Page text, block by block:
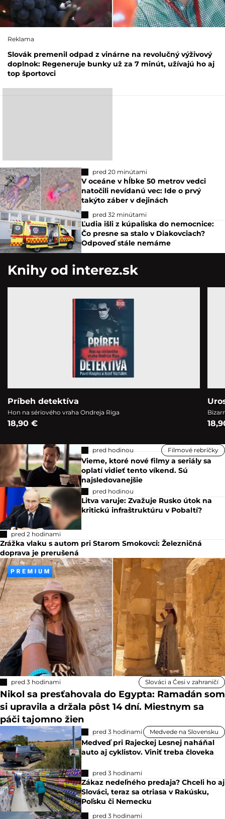
Reklama
Slovák premenil odpad z vinárne na revolučný výživový
doplnok: Regeneruje bunky už za 7 minút, užívajú ho aj
top športovci
pred 20 minútami
V oceáne v hĺbke 50 metrov vedci
natočili nevídanú vec: Ide o prvý
takýto záber v dejinách
pred 32 minútami
Ľudia išli z kúpaliska do nemocnice:
Čo presne sa stalo v Diakovciach?
Odpoveď stále nemáme
Knihy od interez.sk
Príbeh detektíva
Hon na sériového vraha Ondreja Riga
18,90 €
pred hodinou Filmové rebríčky
Vieme, ktoré nové filmy a seriály sa
oplatí vidieť tento víkend. Sú
najsledovanejšie
pred hodinou
Litva varuje: Zvažuje Rusko útok na
kritickú infraštruktúru v Pobaltí?
pred 2 hodinami
Zrážka vlaku s autom pri Starom Smokovci: Železničná
doprava je prerušená
pred 3 hodinami Slováci a Česi v zahraničí
Nikol sa presťahovala do Egypta: Ramadán som
si upravila a držala pôst 14 dní. Miestnym sa
páči tajomno žien
pred 3 hodinami Medvede na Slovensku
Medveď pri Rajeckej Lesnej naháňal
auto aj cyklistov. Viniť treba človeka
pred 3 hodinami
Zákaz nedeľného predaja? Chceli ho aj
Slováci, teraz sa otriasa v Rakúsku,
Poľsku či Nemecku
pred 3 hodinami